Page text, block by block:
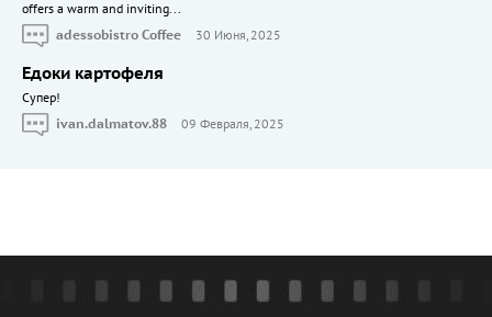
offers a warm and inviting...
adessobistro Coffee
30 Июня, 2025
Едоки картофеля
Cупер!
ivan.dalmatov.88
09 Февраля, 2025